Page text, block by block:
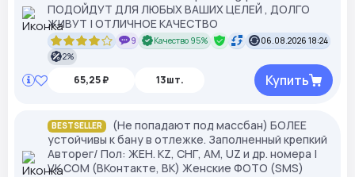
ПОДОЙДУТ ДЛЯ ЛЮБЫХ ВАШИХ ЦЕЛЕЙ , ДОЛГО
ЖИВУТ | ОТЛИЧНОЕ КАЧЕСТВО
9 Качество 95%
06.08.2026 18:24
2%
65,25 ₽ 13шт. Купить
BESTSELLER
(Не попадают под массбан) БОЛЕЕ
устойчивы к бану в отлежке. Заполненный крепкий
Авторег/ Пол: ЖЕН. KZ, СНГ, АМ, UZ и др. номера |
VK.COM (ВКонтакте, ВК) Женские ФОТО (SMS)